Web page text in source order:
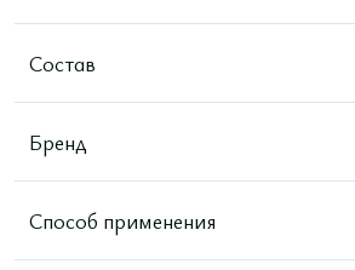
Состав
Бренд
Способ применения